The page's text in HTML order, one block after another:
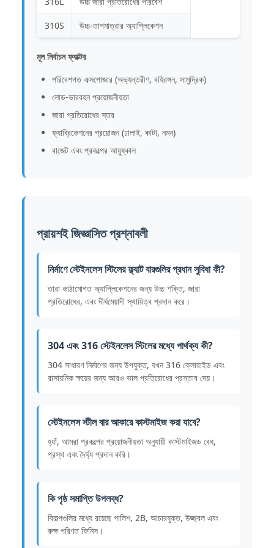
310S উচ্চ-তাপমাত্রার অ্যাপ্লিকেশন
মূল নির্বাচন ফ্যাক্টর
পরিবেশগত এক্সপোজার (অভ্যন্তরীণ, বহিরঙ্গন, সামুদ্রিক)
লোড-ভারবহন প্রয়োজনীয়তা
জারা প্রতিরোধের স্তর
ফ্যাব্রিকেশনের প্রয়োজন (ঢালাই, কাটা, নমন)
বাজেট এবং প্রকল্পের আয়ুষ্কাল
প্রায়শই জিজ্ঞাসিত প্রশ্নাবলী
নির্মাণে স্টেইনলেস স্টিলের ফ্ল্যাট বারগুলির প্রধান সুবিধা কী?
তারা কাঠামোগত অ্যাপ্লিকেশনের জন্য উচ্চ শক্তি, জারা
প্রতিরোধের, এবং দীর্ঘমেয়াদী স্থায়িত্ব প্রদান করে।
304 এবং 316 স্টেইনলেস স্টিলের মধ্যে পার্থক্য কী?
304 সাধারণ নির্মাণের জন্য উপযুক্ত, যখন 316 ক্লোরাইড এবং
রাসায়নিক ক্ষয়ের জন্য আরও ভাল প্রতিরোধের প্রস্তাব দেয়।
স্টেইনলেস স্টীল বার আকারে কাস্টমাইজ করা যাবে?
হ্যাঁ, আমরা প্রকল্পের প্রয়োজনীয়তা অনুযায়ী কাস্টমাইজড বেধ,
প্রস্থ এবং দৈর্ঘ্য প্রদান করি।
কি পৃষ্ঠ সমাপ্তি উপলব্ধ?
বিকল্পগুলির মধ্যে রয়েছে পালিশ, 2B, আচারযুক্ত, উজ্জ্বল এবং
রুক্ষ পরিণত ফিনিস।